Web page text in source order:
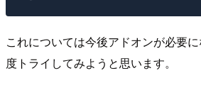
これについては今後アドオンが必要
度トライしてみようと思います。